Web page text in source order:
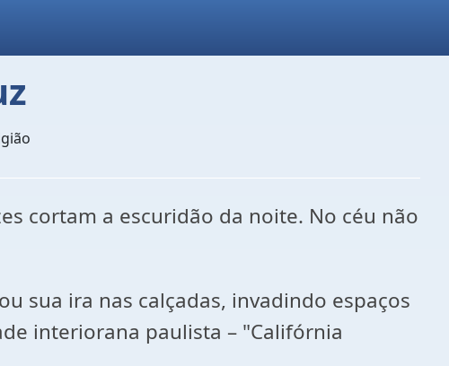
cortam a escuridão da noite. No céu não
sua ira nas calçadas, invadindo espaços
interiorana paulista – "Califórnia